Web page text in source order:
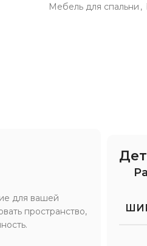
Мебель для спальни ,
для вашей
пространство,